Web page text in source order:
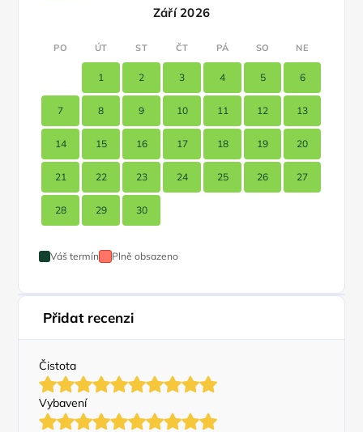
Září 2026
PO ÚT ST ČT PÁ SO NE
1 2 3 4 5 6
7 8 9 10 11 12 13
14 15 16 17 18 19 20
21 22 23 24 25 26 27
28 29 30
Váš termín Plně obsazeno
Přidat recenzi
Čistota
Vybavení